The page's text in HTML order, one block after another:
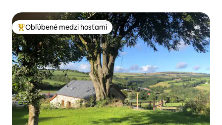
Najobľúbenejšie medzi hosťami
Obľúbené medzi hosťami